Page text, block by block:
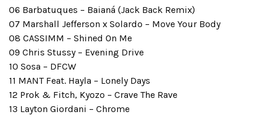
06 Barbatuques – Baianá (Jack Back Remix)
07 Marshall Jefferson x Solardo – Move Your Body
08 CASSIMM – Shined On Me
09 Chris Stussy – Evening Drive
10 Sosa – DFCW
11 MANT Feat. Hayla – Lonely Days
12 Prok & Fitch, Kyozo – Crave The Rave
13 Layton Giordani – Chrome